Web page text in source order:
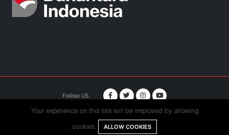
Follow US :
© Copyright 2020. Hutama Karya All Rights Reserved.
Your experience on this site will be improved by allowing
cookies. ALLOW COOKIES